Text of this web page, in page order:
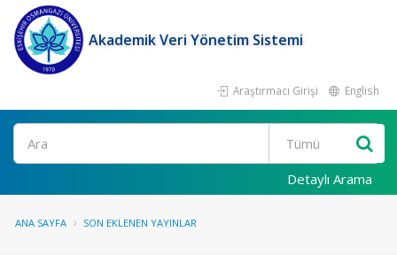
Akademik Veri Yönetim Sistemi
Araştırmacı Girişi English
Ara
Detaylı Arama
ANA SAYFA SON EKLENEN YAYINLAR